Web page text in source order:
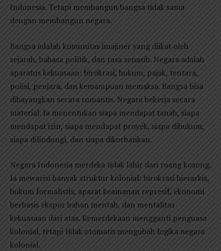
Indonesia. Tetapi membangun bangsa tidak sama
dengan membangun negara.
Bangsa adalah komunitas imajiner yang diikat oleh
sejarah, bahasa politik, dan rasa senasib. Negara adalah
aparatus kekuasaan: birokrasi, hukum, pajak, tentara,
polisi, penjara, dan kemampuan memaksa. Bangsa bisa
dibayangkan secara romantis. Negara bekerja secara
material. Ia menentukan siapa mendapat tanah, siapa
mendapat izin, siapa mendapat proyek, siapa dihukum,
siapa dilindungi, dan siapa dikorbankan.
Negara Indonesia merdeka tidak lahir dari ruang kosong.
Ia mewarisi banyak struktur kolonial: birokrasi hierarkis,
hukum formalistis, aparat keamanan represif, ekonomi
berbasis ekspor bahan mentah, dan mentalitas
kekuasaan dari atas. Kemerdekaan mengganti penguasa
kolonial, tetapi tidak otomatis mengubah logika negara
kolonial.